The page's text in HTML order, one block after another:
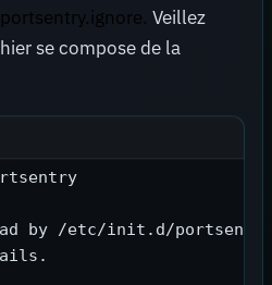
Veillez
se compose de la
by /etc/init.d/